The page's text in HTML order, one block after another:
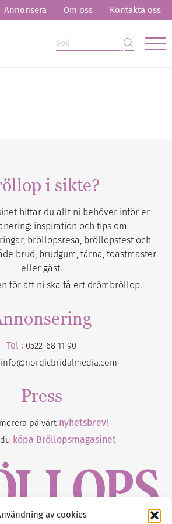
av cookies
Annonsera Om oss Kontakta oss
i sikte?
hittar du allt ni behöver inför er
inspiration och tips om
bröllopsresa, bröllopsfest och
brud, brudgum, tärna, toastmaster
eller gäst.
för att ni ska få ert drömbröllop.
Tel : 0522-68 11 90
info@nordicbridalmedia.com
Press
på vårt nyhetsbrev!
köpa Bröllopsmagasinet